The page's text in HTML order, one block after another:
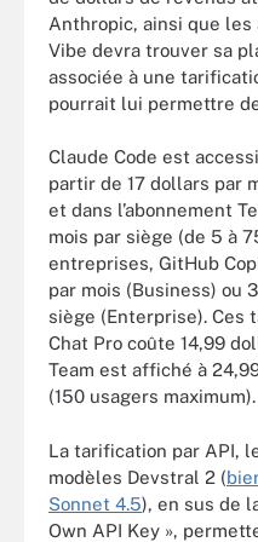
Anthropic, ainsi que
Vibe devra trouver sa
associée à une
pourrait lui permettre
Claude Code est
partir de 17 dollars par
et dans l’abonnement
mois par siège (de 5 à
entreprises, GitHub
par mois (Business) ou
siège (Enterprise). Ces
Chat Pro coûte 14,99
Team est affiché à
(150 usagers maximum).
La tarification par API,
modèles Devstral 2 (
Sonnet 4.5), en sus de
Own API Key »,